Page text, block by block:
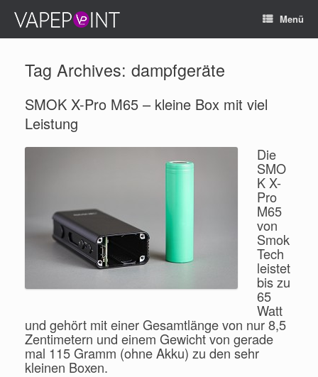
Menü
Tag Archives: dampfgeräte
SMOK X-Pro M65 – kleine Box mit viel
Leistung
Die
SMO
K X-
Pro
M65
von
Smok
Tech
leistet
bis zu
65
Watt
und gehört mit einer Gesamtlänge von nur 8,5
Zentimetern und einem Gewicht von gerade
mal 115 Gramm (ohne Akku) zu den sehr
kleinen Boxen.